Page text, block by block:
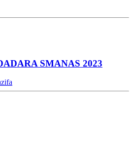
SMANAS 2023